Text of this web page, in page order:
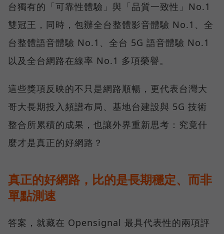
台獨有的「可靠性體驗」與「品質一致性」No.1
雙冠王，同時，包辦全台整體影音體驗 No.1、全
台整體語音體驗 No.1、全台 5G 語音體驗 No.1
以及全台網路在線率 No.1 多項榮譽。
這些獎項反映的不只是網路順暢，更代表台灣大
哥大長期投入頻譜布局、基地台建設與 5G 技術
整合所累積的成果，也讓外界重新思考：究竟什
麼才是真正的好網路？
真正的好網路，比的是長期穩定、而非
單點測速
答案，就藏在 Opensignal 最具代表性的兩項評